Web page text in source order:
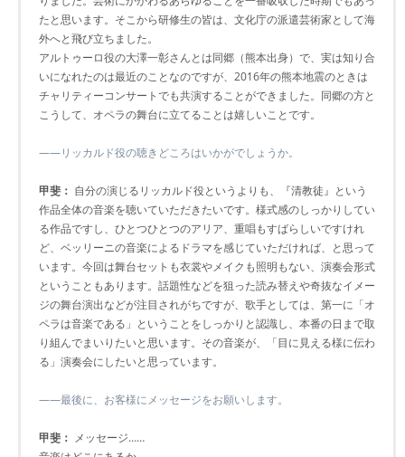
たと思います。そこから研修生の皆は、文化庁の派遣芸術家として海
外へと飛び立ちました。
アルトゥーロ役の大澤一彰さんとは同郷（熊本出身）で、実は知り合
いになれたのは最近のことなのですが、2016年の熊本地震のときは
チャリティーコンサートでも共演することができました。同郷の方と
こうして、オペラの舞台に立てることは嬉しいことです。
――リッカルド役の聴きどころはいかがでしょうか。
甲斐： 自分の演じるリッカルド役というよりも、『清教徒』という
作品全体の音楽を聴いていただきたいです。様式感のしっかりしてい
る作品ですし、ひとつひとつのアリア、重唱もすばらしいですけれ
ど、ベッリーニの音楽によるドラマを感じていただければ、と思って
います。今回は舞台セットも衣裳やメイクも照明もない、演奏会形式
ということもあります。話題性などを狙った読み替えや奇抜なイメー
ジの舞台演出などが注目されがちですが、歌手としては、第一に「オ
ペラは音楽である」ということをしっかりと認識し、本番の日まで取
り組んでまいりたいと思います。その音楽が、「目に見える様に伝わ
る」演奏会にしたいと思っています。
――最後に、お客様にメッセージをお願いします。
甲斐： メッセージ……